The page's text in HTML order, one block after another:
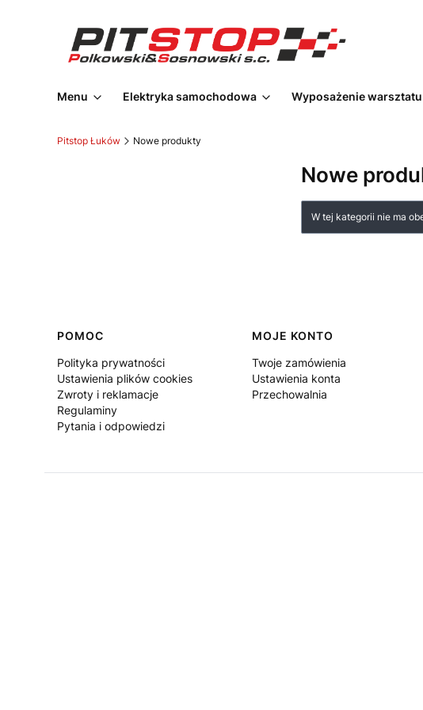
Menu Elektryka samochodowa Wyposażenie warsztatu
Pitstop Łuków Nowe produkty
Nowe
Lista
W tej kategorii nie ma
Linki w stopce
POMOC
Polityka prywatności
Ustawienia plików cookies
Zwroty i reklamacje
Regulaminy
Pytania i odpowiedzi
MOJE KONTO
Twoje zamówienia
Ustawienia konta
Przechowalnia